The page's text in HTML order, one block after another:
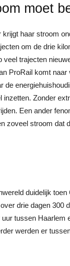
moet
haar stroom
om de drie
veel trajecten
ProRail komt
inzetten. Zonder
Een ander
zoveel stroom dat
duidelijk
drie dagen
tussen
werden er